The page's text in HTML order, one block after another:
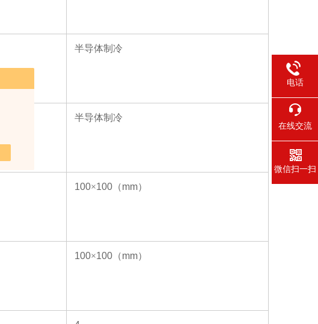
半导体制冷
半导体制冷
100×100 （mm）
100×100 （mm）
电话
在线交流
微信扫一扫